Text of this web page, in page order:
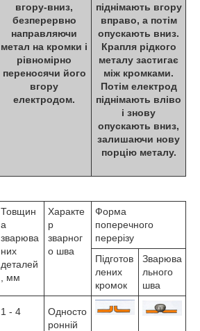
вгору-вниз,
безперервно
направляючи
метал на кромки і
рівномірно
переносячи його
вгору
електродом.
піднімають вгору
вправо, а потім
опускають вниз.
Крапля рідкого
металу застигає
між кромками.
Потім електрод
піднімають вліво
і знову
опускають вниз,
залишаючи нову
порцію металу.
Товщин
а
зварюва
них
деталей
, мм
Характе
р
зварног
о шва
Форма
поперечного
перерізу
Підготов
лених
кромок
Зварюва
льного
шва
1 - 4
Односто
ронній